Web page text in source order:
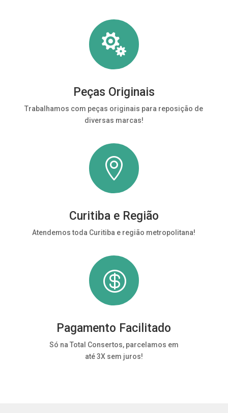

Peças Originais
Trabalhamos com peças originais para reposição de
diversas marcas!

Curitiba e Região
Atendemos toda Curitiba e região metropolitana!

Pagamento Facilitado
Só na Total Consertos, parcelamos em
até 3X sem juros!